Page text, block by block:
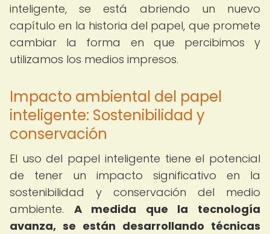
inteligente, se está abriendo un nuevo
capítulo en la historia del papel, que promete
cambiar la forma en que percibimos y
utilizamos los medios impresos.
Impacto ambiental del papel
inteligente: Sostenibilidad y
conservación
El uso del papel inteligente tiene el potencial
de tener un impacto significativo en la
sostenibilidad y conservación del medio
ambiente. A medida que la tecnología
avanza, se están desarrollando técnicas